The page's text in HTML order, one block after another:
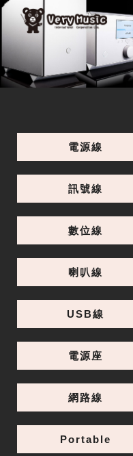
電源線
訊號線
數位線
喇叭線
USB線
電源座
網路線
Portable